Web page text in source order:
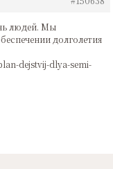
людей. Мы
долголетия
dejstvij-dlya-semi-